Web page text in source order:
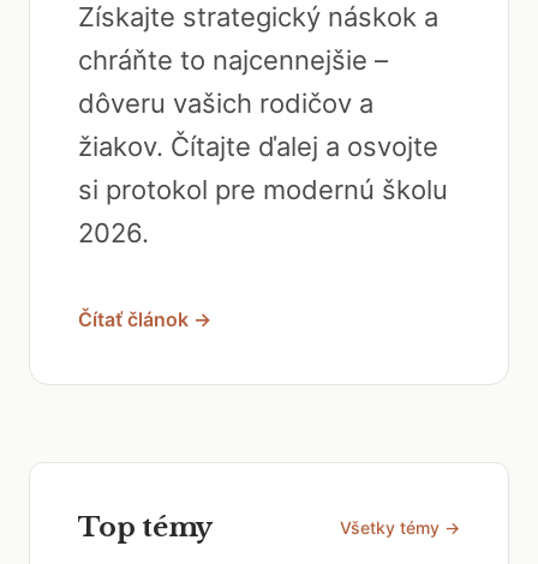
Získajte strategický náskok a
chráňte to najcennejšie –
dôveru vašich rodičov a
žiakov. Čítajte ďalej a osvojte
si protokol pre modernú školu
2026.
Čítať článok →
Top témy Všetky témy →